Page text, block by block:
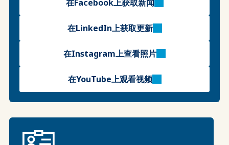
在Facebook上获取新闻
在LinkedIn上获取更新
在Instagram上查看照片
在YouTube上观看视频